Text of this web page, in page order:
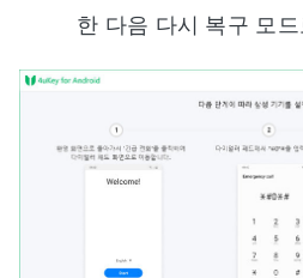
한 다음 다시 복구 모드